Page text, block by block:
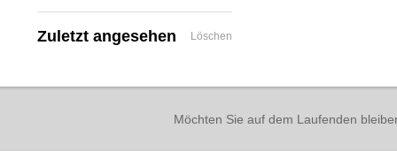
Zuletzt angesehen Löschen
Möchten Sie auf dem Laufenden